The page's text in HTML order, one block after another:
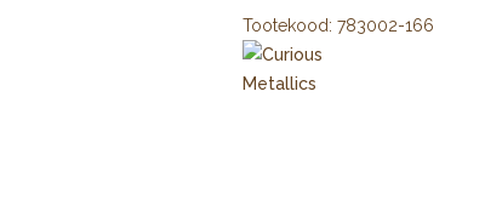
Tootekood: 783002-166